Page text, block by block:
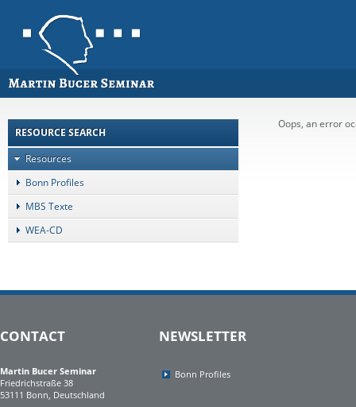
RESOURCE SEARCH
Resources
Bonn Profiles
MBS Texte
WEA-CD
Oops, an error
CONTACT
Martin Bucer Seminar
Friedrichstraße 38
53111 Bonn, Deutschland
NEWSLETTER
Bonn Profiles